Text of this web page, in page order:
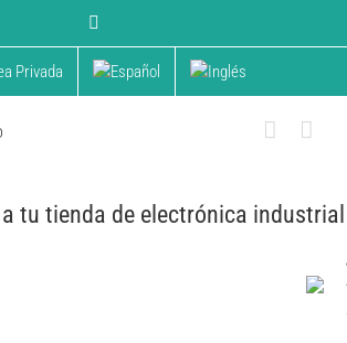
Privada
a tu tienda de electrónica industrial